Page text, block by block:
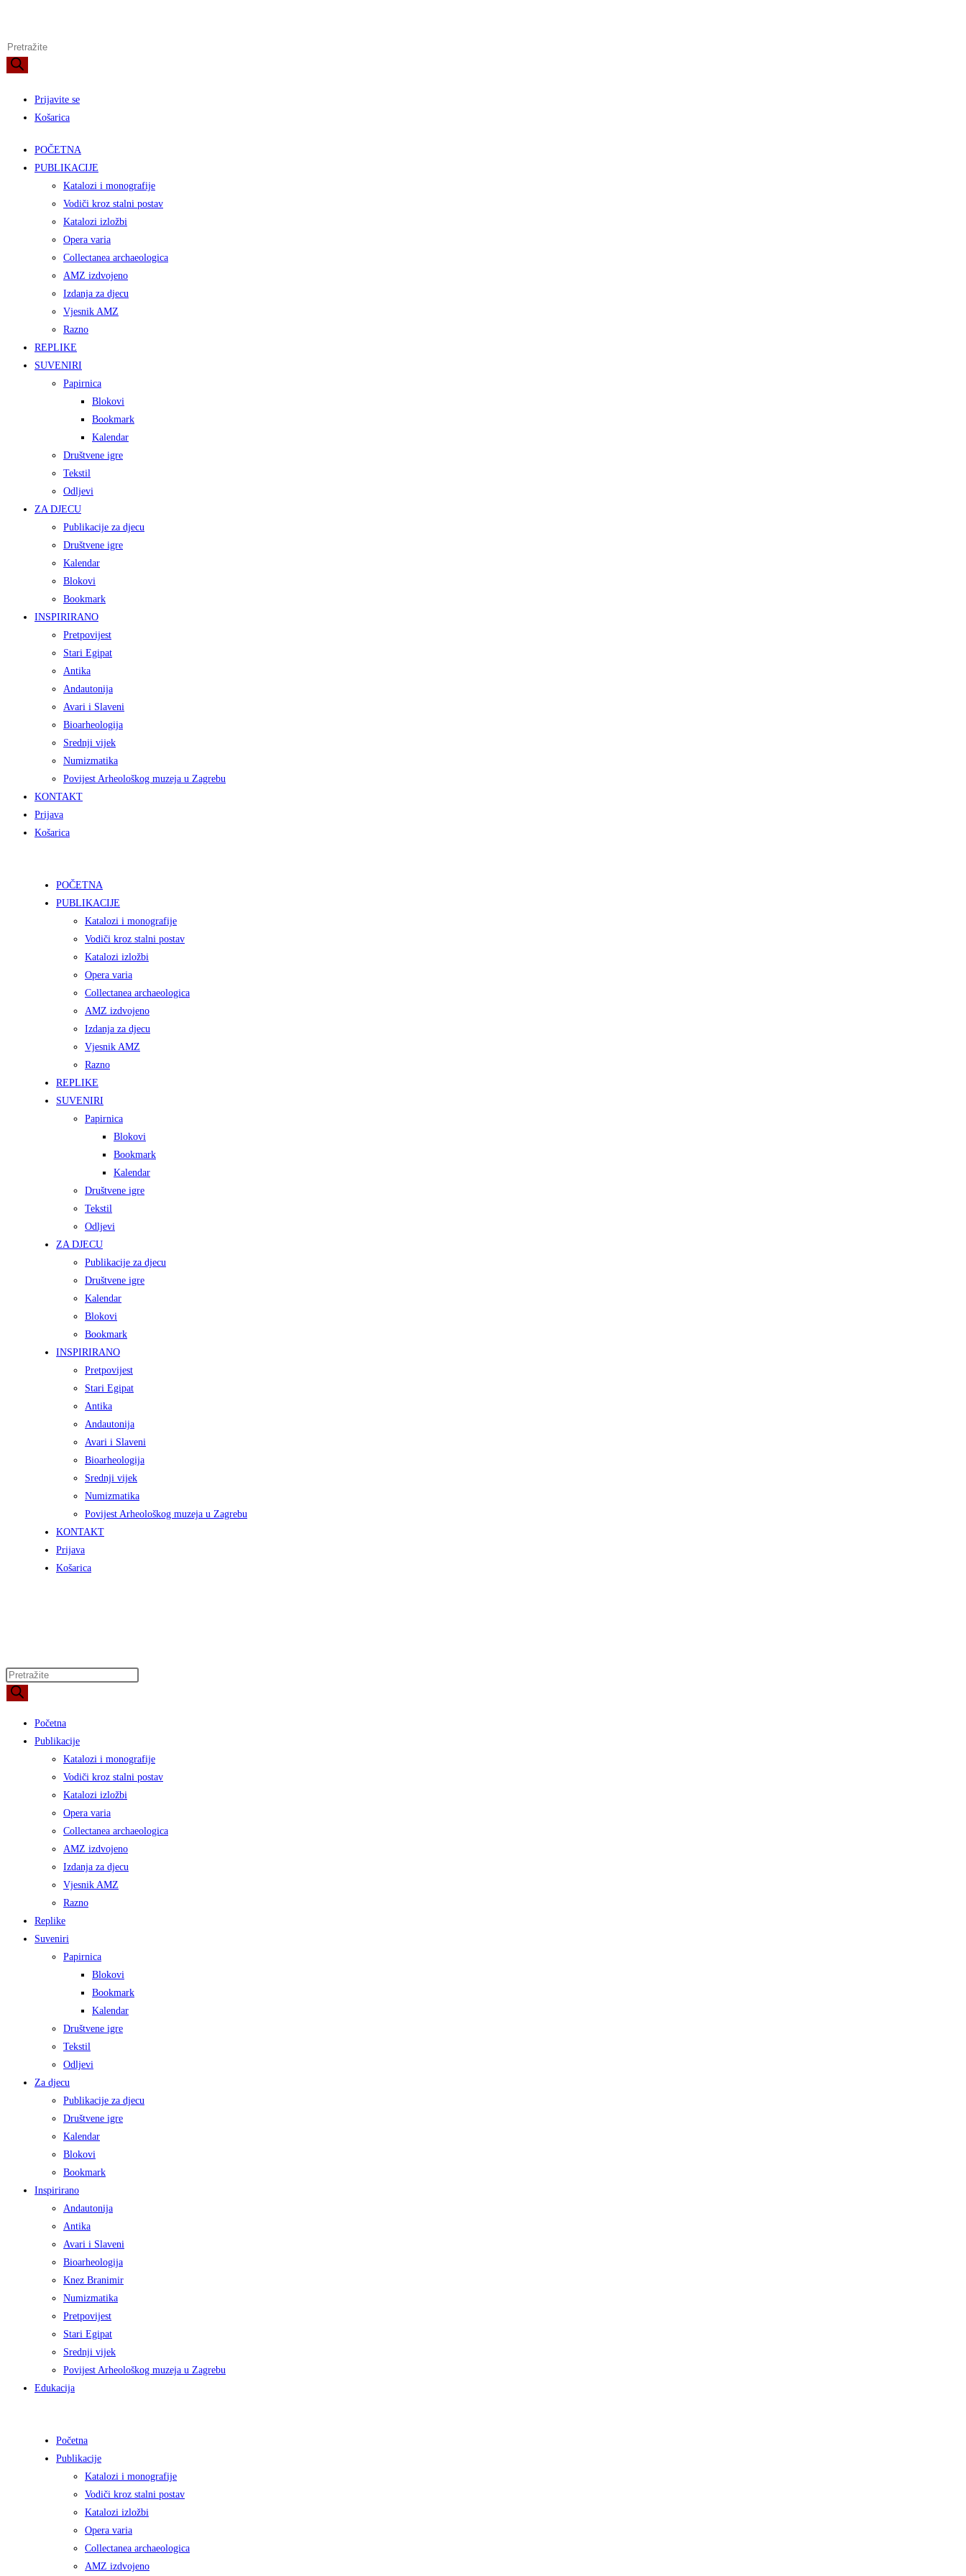
sadržaj
Products
search
Prijavite se
Košarica
POČETNA
PUBLIKACIJE
Katalozi i monografije
Vodiči kroz stalni postav
Katalozi izložbi
Opera varia
Collectanea archaeologica
AMZ izdvojeno
Izdanja za djecu
Vjesnik AMZ
Razno
REPLIKE
SUVENIRI
Papirnica
Blokovi
Bookmark
Kalendar
Društvene igre
Tekstil
Odljevi
ZA DJECU
Publikacije za djecu
Društvene igre
Kalendar
Blokovi
Bookmark
INSPIRIRANO
Pretpovijest
Stari Egipat
Antika
Andautonija
Avari i Slaveni
Bioarheologija
Srednji vijek
Numizmatika
Povijest Arheološkog muzeja u Zagrebu
KONTAKT
Prijava
Košarica
POČETNA
PUBLIKACIJE
Katalozi i monografije
Vodiči kroz stalni postav
Katalozi izložbi
Opera varia
Collectanea archaeologica
AMZ izdvojeno
Izdanja za djecu
Vjesnik AMZ
Razno
REPLIKE
SUVENIRI
Papirnica
Blokovi
Bookmark
Kalendar
Društvene igre
Tekstil
Odljevi
ZA DJECU
Publikacije za djecu
Društvene igre
Kalendar
Blokovi
Bookmark
INSPIRIRANO
Pretpovijest
Stari Egipat
Antika
Andautonija
Avari i Slaveni
Bioarheologija
Srednji vijek
Numizmatika
Povijest Arheološkog muzeja u Zagrebu
KONTAKT
Prijava
Košarica
Products
search
Početna
Publikacije
Katalozi i monografije
Vodiči kroz stalni postav
Katalozi izložbi
Opera varia
Collectanea archaeologica
AMZ izdvojeno
Izdanja za djecu
Vjesnik AMZ
Razno
Replike
Suveniri
Papirnica
Blokovi
Bookmark
Kalendar
Društvene igre
Tekstil
Odljevi
Za djecu
Publikacije za djecu
Društvene igre
Kalendar
Blokovi
Bookmark
Inspirirano
Andautonija
Antika
Avari i Slaveni
Bioarheologija
Knez Branimir
Numizmatika
Pretpovijest
Stari Egipat
Srednji vijek
Povijest Arheološkog muzeja u Zagrebu
Edukacija
Početna
Publikacije
Katalozi i monografije
Vodiči kroz stalni postav
Katalozi izložbi
Opera varia
Collectanea archaeologica
AMZ izdvojeno